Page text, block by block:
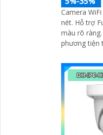
Camera
nét. Hỗ trợ
màu rõ
phương tiện
nhập